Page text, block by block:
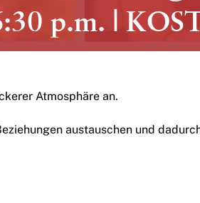
p.m. |
Atmosphäre an.
austauschen und